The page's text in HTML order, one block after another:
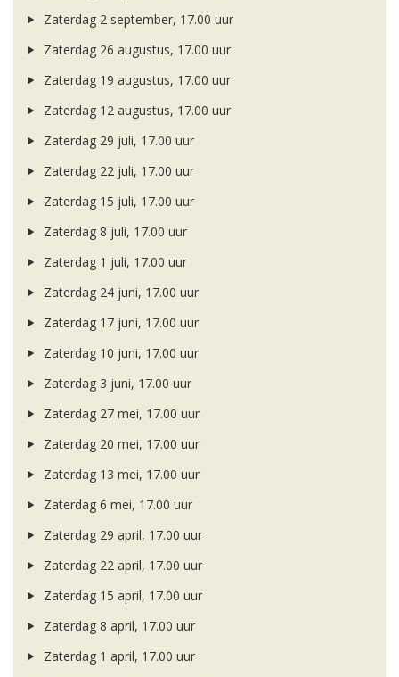
Zaterdag 2 september, 17.00 uur
Zaterdag 26 augustus, 17.00 uur
Zaterdag 19 augustus, 17.00 uur
Zaterdag 12 augustus, 17.00 uur
Zaterdag 29 juli, 17.00 uur
Zaterdag 22 juli, 17.00 uur
Zaterdag 15 juli, 17.00 uur
Zaterdag 8 juli, 17.00 uur
Zaterdag 1 juli, 17.00 uur
Zaterdag 24 juni, 17.00 uur
Zaterdag 17 juni, 17.00 uur
Zaterdag 10 juni, 17.00 uur
Zaterdag 3 juni, 17.00 uur
Zaterdag 27 mei, 17.00 uur
Zaterdag 20 mei, 17.00 uur
Zaterdag 13 mei, 17.00 uur
Zaterdag 6 mei, 17.00 uur
Zaterdag 29 april, 17.00 uur
Zaterdag 22 april, 17.00 uur
Zaterdag 15 april, 17.00 uur
Zaterdag 8 april, 17.00 uur
Zaterdag 1 april, 17.00 uur